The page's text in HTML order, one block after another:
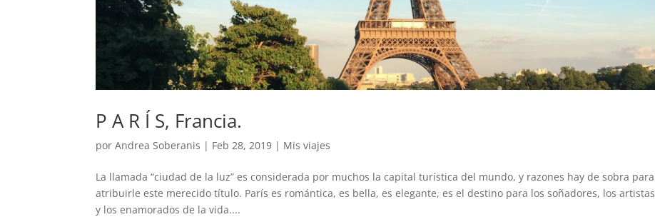
P A R Í S, Francia.
porAndrea Soberanis | Feb 28, 2019 | Mis viajes
La llamada “ciudad de la luz” es considerada por muchos la capital turística del mundo, y razones hay de sobra para
atribuirle este merecido título. París es romántica, es bella, es elegante, es el destino para los soñadores, los artistas
y los enamorados de la vida....